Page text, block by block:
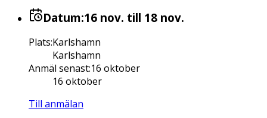
Datum:16 nov. till 18 nov.
Plats:Karlshamn
Karlshamn
Anmäl senast:16 oktober
16 oktober
Till anmälan